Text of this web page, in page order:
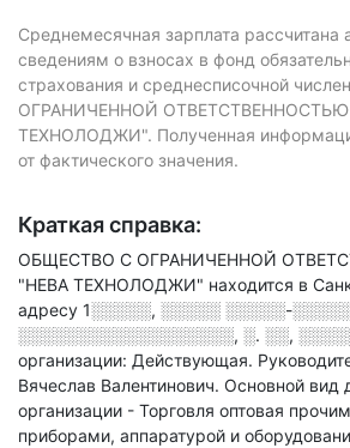
Среднемесячная зарплата рассчитана
сведениям о взносах в фонд
страхования и среднесписочной
ОГРАНИЧЕННОЙ ОТВЕТСТВЕННОСТЬЮ
ТЕХНОЛОДЖИ". Полученная
от фактического значения.
Краткая справка:
ОБЩЕСТВО С ОГРАНИЧЕННОЙ
"НЕВА ТЕХНОЛОДЖИ" находится в
адресу 1░░░░░, ░░░░░ ░░░░░-
░░░░░░░░░░░░░░░░░░, ░. ░░,
организации: Действующая.
Вячеслав Валентинович. Основной вид
организации - Торговля оптовая
приборами, аппаратурой и